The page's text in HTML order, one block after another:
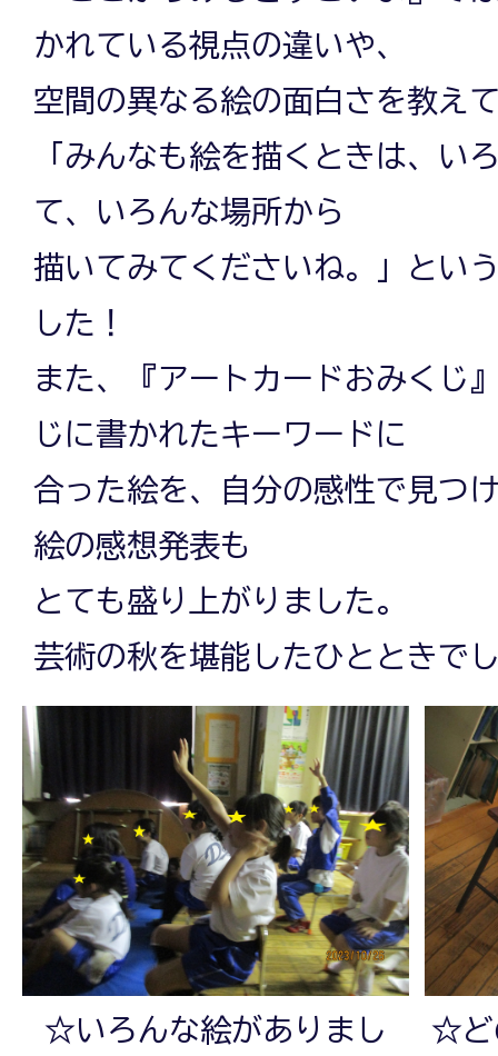
かれている視点の違いや、
空間の異なる絵の面白さを教え
「みんなも絵を描くときは、い
て、いろんな場所から
描いてみてくださいね。」とい
した！
また、『アートカードおみくじ
じに書かれたキーワードに
合った絵を、自分の感性で見つ
絵の感想発表も
とても盛り上がりました。
芸術の秋を堪能したひとときで
☆いろんな絵がありまし
☆ど